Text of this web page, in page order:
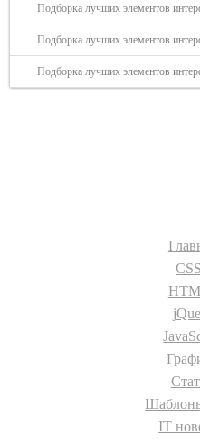
Подборка лучших элементов
Подборка лучших элементов
Подборка лучших элементов
IT